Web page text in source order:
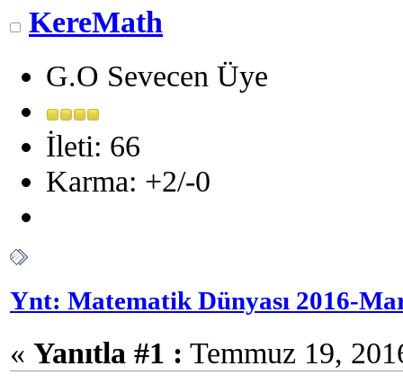
KereMath
G.O Sevecen Üye
İleti: 66
Karma: +2/-0
Ynt: Matematik Dünyası 2016-
« Yanıtla #1 : Temmuz 19,